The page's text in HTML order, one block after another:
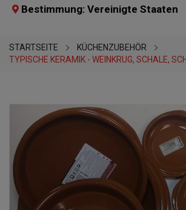
Bestimmung: Vereinigte Staaten
STARTSEITE
KÜCHENZUBEHÖR
TYPISCHE KERAMIK - WEINKRUG, SCHALE,